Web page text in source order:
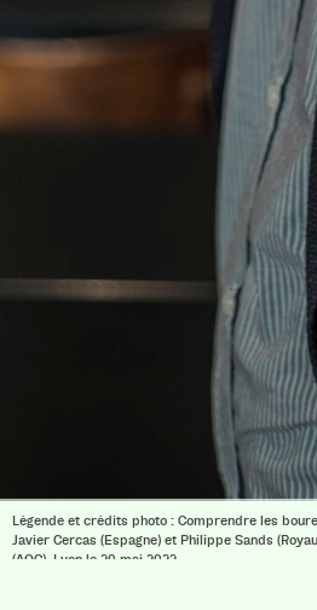
Légende et crédits photo : Comprendre les
Javier Cercas (Espagne) et Philippe Sands
(AOC). Lyon le 20 mai 2022